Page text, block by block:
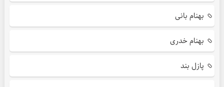
بهنام بانی
بهنام خدری
پازل بند